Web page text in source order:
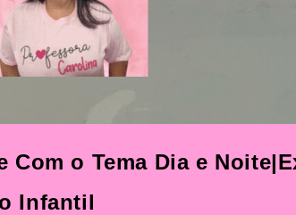
Com o Tema Dia e
Infantil